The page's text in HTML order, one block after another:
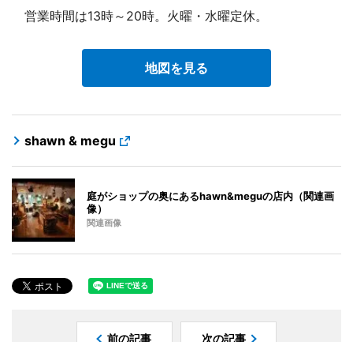
営業時間は13時～20時。火曜・水曜定休。
地図を見る
shawn & megu
庭がショップの奥にあるhawn&meguの店内（関連画
像）
関連画像
前の記事 次の記事